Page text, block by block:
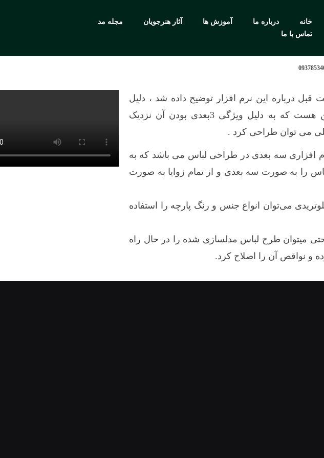
خانه درباره ما آموزش ها آثار هنرجویان
مجله مد
تماس با ما
درباره این نرم افزار توضیح داده شد ، دلیل
محبویت این برنامه این هست که به دلیل ویژگی 3بعدی بودن آن نزدیک
می توان طراحی کرد .
افزاری سه بعدی در طراحی لباس می باشد که به
را به صورت سه بعدی و از تمام زوایا به صورت
می‌توان انواع جنس و رنگ پارچه را استفاده
میتوان طرح لباس مدلسازی شده را در حال راه
و نواقص آن را اصلاح کرد.